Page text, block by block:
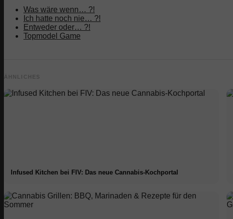
Was wäre wenn… ?!
Ich hatte noch nie… ?!
Entweder oder… ?!
Topmodel Game
ÄHNLICHES
Infused Kitchen bei FIV: Das neue Cannabis-Kochportal